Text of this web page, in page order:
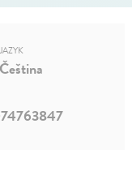
JAZYK
Čeština